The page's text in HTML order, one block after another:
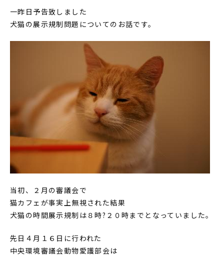
一昨日予告致しました
犬猫の展示規制問題についてのお話です。
当初、２月の審議会で
猫カフェが事実上無視された結果
犬猫の時間展示規制は８時?２０時までとなっていました。
先日４月１６日に行われた
中央環境審議会動物愛護部会は